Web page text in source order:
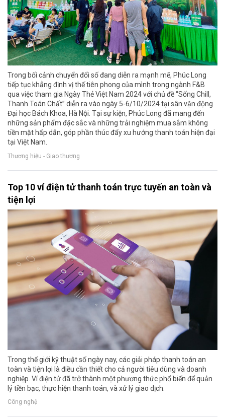
Trong bối cảnh chuyển đổi số đang diễn ra mạnh mẽ, Phúc Long
tiếp tục khẳng định vị thế tiên phong của mình trong ngành F&B
qua việc tham gia Ngày Thẻ Việt Nam 2024 với chủ đề “Sống Chill,
Thanh Toán Chất” diễn ra vào ngày 5-6/10/2024 tại sân vận động
Đại học Bách Khoa, Hà Nội. Tại sự kiện, Phúc Long đã mang đến
những sản phẩm đặc sắc và những trải nghiệm mua sắm không
tiền mặt hấp dẫn, góp phần thúc đẩy xu hướng thanh toán hiện đại
tại Việt Nam.
Thương hiệu - Giao thương
Top 10 ví điện tử thanh toán trực tuyến an toàn và
tiện lợi
Trong thế giới kỹ thuật số ngày nay, các giải pháp thanh toán an
toàn và tiện lợi là điều cần thiết cho cả người tiêu dùng và doanh
nghiệp. Ví điện tử đã trở thành một phương thức phổ biến để quản
lý tiền bạc, thực hiện thanh toán, và xử lý giao dịch.
Công nghệ